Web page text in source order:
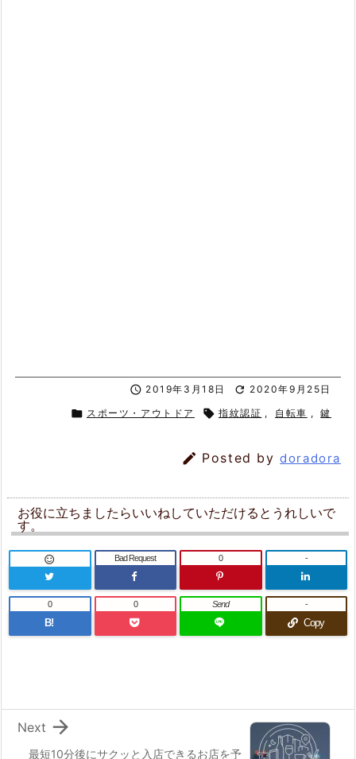
 2019年3月18日  2020年9月25日
 スポーツ・アウトドア  指紋認証 , 自転車 , 鍵
 Posted bydoradora
お役に立ちましたらいいねしていただけるとうれしいで
す。
 Bad Request 0 -
B!
0 0 Send
Copy
-
最短10分後にサクッと入店できるお店を予

Next